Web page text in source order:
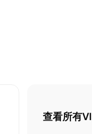
查看所有